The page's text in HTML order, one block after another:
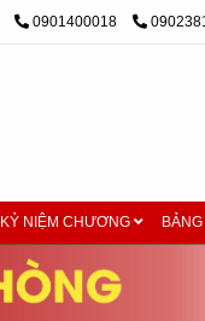
0901400018
KỶ NIỆM CHƯƠNG